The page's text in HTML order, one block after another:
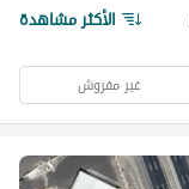
الأكثر مشاهدة
غير مفروش